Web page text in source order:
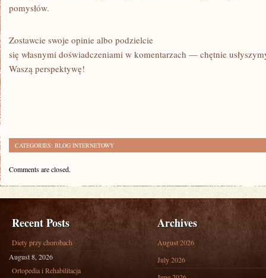
pomysłów.
Zostawcie swoje opinie albo podzielcie
się własnymi doświadczeniami w komentarzach — chętnie
Waszą perspektywę!
CATEGORIES: BLOG INTERNETOWY
Comments are closed.
Recent Posts
Diety przy chorobach
August 8, 2026
Ortopedia i Rehabilitacja
Archives
August 2026
July 2026